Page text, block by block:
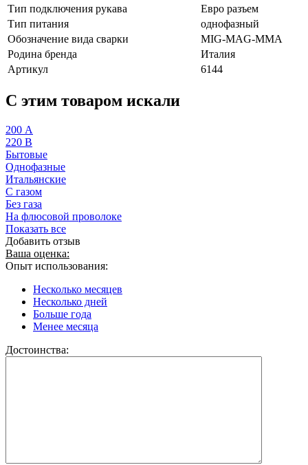
Тип подключения рукава
Евро разъем
Тип питания
однофазный
Обозначение вида сварки
MIG-MAG-MMA
Родина бренда
Италия
Артикул
6144
C этим товаром искали
200 А
220 В
Бытовые
Однофазные
Итальянские
С газом
Без газа
На флюсовой проволоке
Показать все
Добавить отзыв
Ваша оценка:
Опыт использования:
Несколько месяцев
Несколько дней
Больше года
Менее месяца
Достоинства: